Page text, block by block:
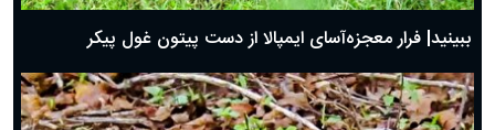
ببینید| فرار معجزه‌آسای ایمپالا از دست پیتون غول پیکر